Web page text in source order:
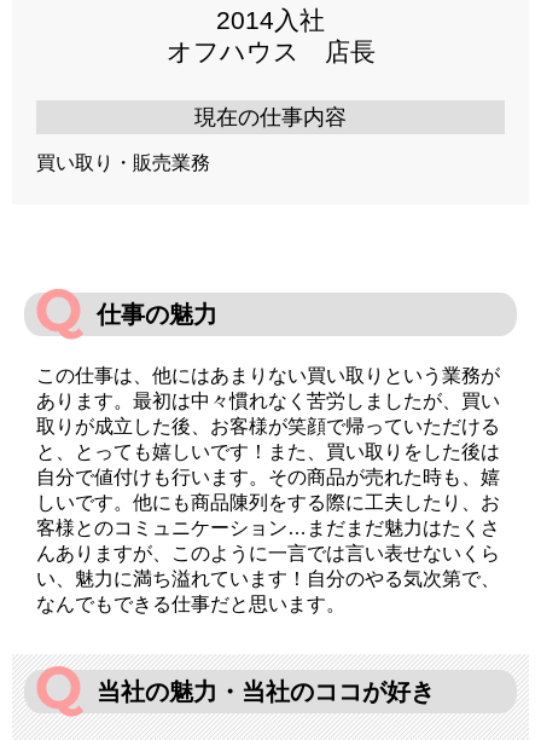
2014入社
オフハウス 店長
現在の仕事内容
買い取り・販売業務
仕事の魅力
この仕事は、他にはあまりない買い取りという業務が
あります。最初は中々慣れなく苦労しましたが、買い
取りが成立した後、お客様が笑顔で帰っていただける
と、とっても嬉しいです！また、買い取りをした後は
自分で値付けも行います。その商品が売れた時も、嬉
しいです。他にも商品陳列をする際に工夫したり、お
客様とのコミュニケーション…まだまだ魅力はたくさ
んありますが、このように一言では言い表せないくら
い、魅力に満ち溢れています！自分のやる気次第で、
なんでもできる仕事だと思います。
当社の魅力・当社のココが好き